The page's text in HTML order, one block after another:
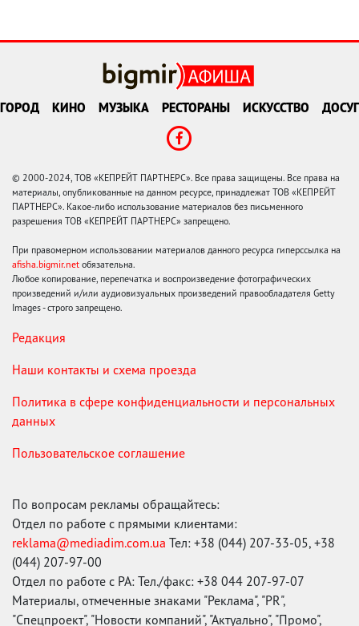
ГОРОД КИНО МУЗЫКА РЕСТОРАНЫ ИСКУССТВО ДОСУГ
© 2000-2024, ТОВ «КЕПРЕЙТ ПАРТНЕРС». Все права защищены. Все права на
материалы, опубликованные на данном ресурсе, принадлежат ТОВ «КЕПРЕЙТ
ПАРТНЕРС». Какое-либо использование материалов без письменного
разрешения ТОВ «КЕПРЕЙТ ПАРТНЕРС» запрещено.
При правомерном использовании материалов данного ресурса гиперссылка на
afisha.bigmir.net обязательна.
Любое копирование, перепечатка и воспроизведение фотографических
произведений и/или аудиовизуальных произведений правообладателя Getty
Images - строго запрещено.
Редакция
Наши контакты и схема проезда
Политика в сфере конфиденциальности и персональных
данных
Пользовательское соглашение
По вопросам рекламы обращайтесь:
Отдел по работе с прямыми клиентами:
reklama@mediadim.com.ua Тел: +38 (044) 207-33-05, +38
(044) 207-97-00
Отдел по работе с РА: Тел./факс: +38 044 207-97-07
Материалы, отмеченные знаками "Реклама", "PR",
"Спецпроект", "Новости компаний", "Актуально", "Промо",